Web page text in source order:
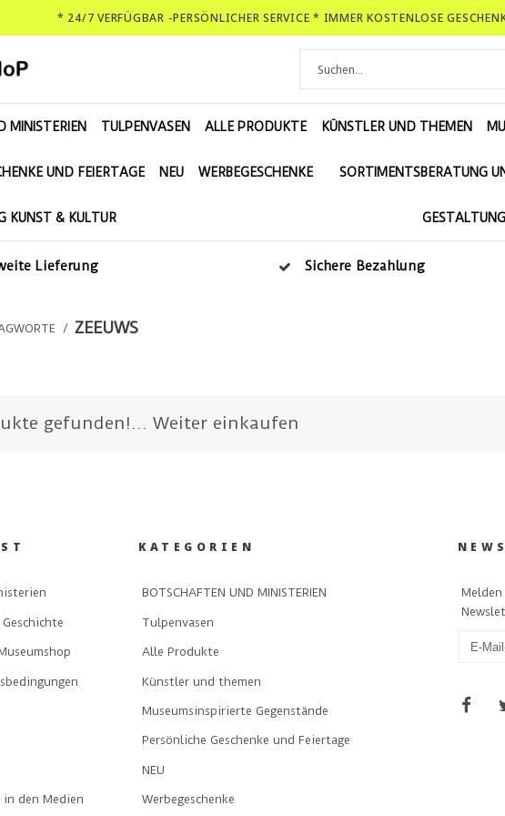
* 24/7 VERFÜGBAR -PERSÖNLICHER SERVICE * IMMER KOSTENLOSE
MINISTERIEN TULPENVASEN ALLE PRODUKTE KÜNSTLER UND THEMEN
UND FEIERTAGE NEU WERBEGESCHENKE SORTIMENTSBERATUNG
GESTALTUNG
KUNST & KULTUR
Lieferung Sichere Bezahlung
/ ZEEUWS
gefunden!... Weiter einkaufen
in den Medien
KATEGORIEN
BOTSCHAFTEN UND MINISTERIEN
Tulpenvasen
Alle Produkte
Künstler und themen
Museumsinspirierte Gegenstände
Persönliche Geschenke und Feiertage
NEU
Werbegeschenke